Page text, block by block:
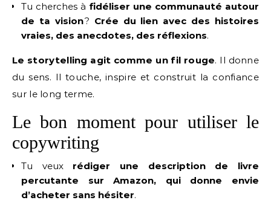
Tu cherches à fidéliser une communauté autour
de ta vision? Crée du lien avec des histoires
vraies, des anecdotes, des réflexions.
Le storytelling agit comme un fil rouge. Il donne
du sens. Il touche, inspire et construit la confiance
sur le long terme.
Le bon moment pour utiliser le
copywriting
Tu veuxrédiger une description de livre
percutante sur Amazon, qui donne envie
d’acheter sans hésiter.